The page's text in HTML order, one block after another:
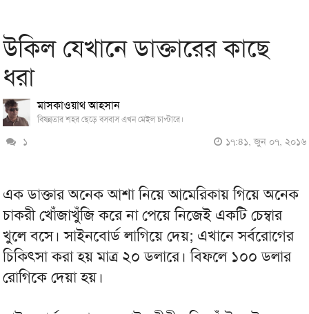
উকিল যেখানে ডাক্তারের কাছে
ধরা
মাসকাওয়াথ আহসান
বিষন্নতার শহর ছেড়ে বসবাস এখন মেইল চাপ্টারে।
১ ১৭:৪১, জুন ০৭, ২০১৬
এক ডাক্তার অনেক আশা নিয়ে আমেরিকায় গিয়ে অনেক
চাকরী খোঁজাখুঁজি করে না পেয়ে নিজেই একটি চেম্বার
খুলে বসে। সাইনবোর্ড লাগিয়ে দেয়; এখানে সর্বরোগের
চিকিৎসা করা হয় মাত্র ২০ ডলারে। বিফলে ১০০ ডলার
রোগিকে দেয়া হয়।